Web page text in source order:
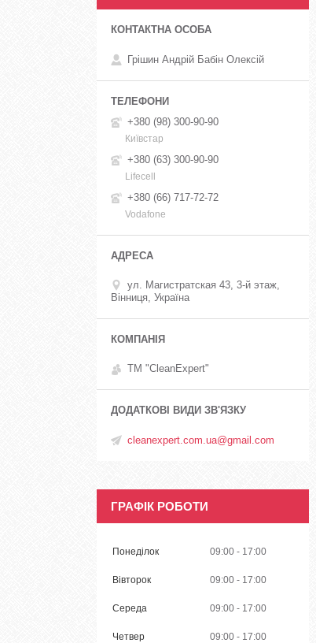
Грішин Андрій Бабін Олексій
+380 (98) 300-90-90
Київстар
+380 (63) 300-90-90
Lifecell
+380 (66) 717-72-72
Vodafone
ул. Магистратская 43, 3-й этаж,
Вінниця, Україна
ТМ "CleanExpert"
cleanexpert.com.ua@gmail.com
ГРАФІК РОБОТИ
Понеділок 09:00 17:00
Вівторок 09:00 17:00
Середа 09:00 17:00
Четвер 09:00 17:00